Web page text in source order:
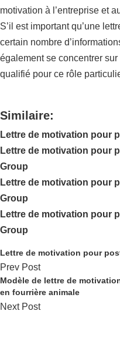
motivation à l’entreprise et
S’il est important qu’une
certain nombre
également se concentrer
qualifié pour ce rôle
Similaire:
Lettre de motivation pour
Lettre de motivation pour
Group
Lettre de motivation pour
Group
Lettre de motivation pour
Group
Lettre de motivation pour
Prev Post
Modèle de lettre de
en fourrière animale
Next Post